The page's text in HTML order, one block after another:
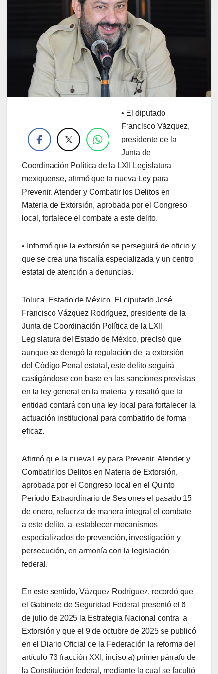
• El diputado
Francisco Vázquez,
presidente de la
Junta de
Coordinación Política de la LXII Legislatura
mexiquense, afirmó que la nueva Ley para
Prevenir, Atender y Combatir los Delitos en
Materia de Extorsión, aprobada por el Congreso
local, fortalece el combate a este delito.
• Informó que la extorsión se perseguirá de oficio y
que se crea una fiscalía especializada y un centro
estatal de atención a denuncias.
Toluca, Estado de México. El diputado José
Francisco Vázquez Rodríguez, presidente de la
Junta de Coordinación Política de la LXII
Legislatura del Estado de México, precisó que,
aunque se derogó la regulación de la extorsión
del Código Penal estatal, este delito seguirá
castigándose con base en las sanciones previstas
en la ley general en la materia, y resaltó que la
entidad contará con una ley local para fortalecer la
actuación institucional para combatirlo de forma
eficaz.
Afirmó que la nueva Ley para Prevenir, Atender y
Combatir los Delitos en Materia de Extorsión,
aprobada por el Congreso local en el Quinto
Periodo Extraordinario de Sesiones el pasado 15
de enero, refuerza de manera integral el combate
a este delito, al establecer mecanismos
especializados de prevención, investigación y
persecución, en armonía con la legislación
federal.
En este sentido, Vázquez Rodríguez, recordó que
el Gabinete de Seguridad Federal presentó el 6
de julio de 2025 la Estrategia Nacional contra la
Extorsión y que el 9 de octubre de 2025 se publicó
en el Diario Oficial de la Federación la reforma del
artículo 73 fracción XXI, inciso a) primer párrafo de
la Constitución federal, mediante la cual se facultó